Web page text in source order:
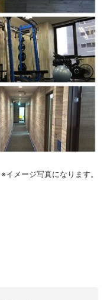
※イメージ写真になります。